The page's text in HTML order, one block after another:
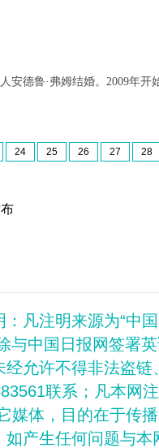
安德鲁·弗姆结婚。2009年
24 25 26 27 28
凡注明来源为“中
与中国日报网签署
允许不得非法盗
联系；凡本网
媒体，目的在于传
产生任何问题与